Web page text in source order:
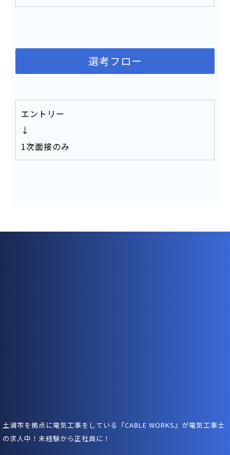
選考フロー
エントリー
↓
1次面接のみ
土浦市を拠点に電気工事をしている『CABLE WORKS』が電気工事士
の求人中！未経験から正社員に！